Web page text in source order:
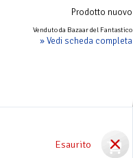
Prodotto nuovo
Venduto da Bazaar del Fantastico
» Vedi scheda completa
Esaurito